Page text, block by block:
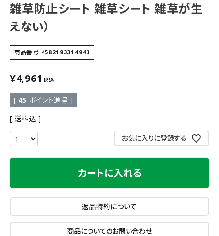
雑草防止シート 雑草シート 雑草が生
えない）
商品番号 4582193314943
¥4,961 税込
[ 45 ポイント進呈 ]
送料込
お気に入りに登録する
カートに入れる
返品特約について
商品についてのお問い合わせ